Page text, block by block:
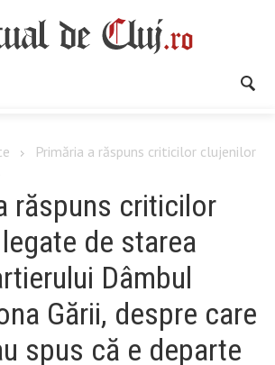
Primăria a răspuns criticilor clujenilor
răspuns criticilor
de starea
Dâmbul
Gării, despre care
spus că e departe